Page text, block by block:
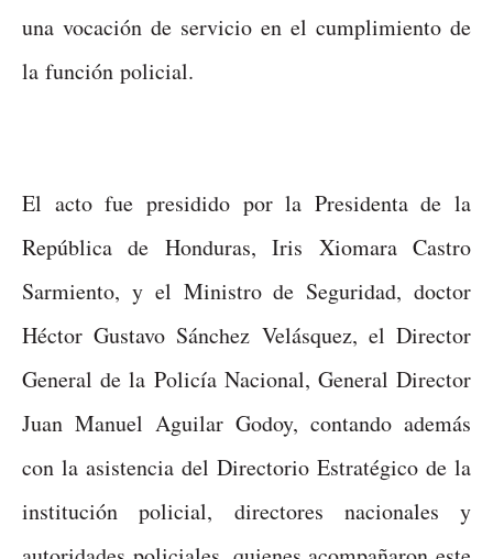
una vocación de servicio en el cumplimiento de
la función policial.
El acto fue presidido por la Presidenta de la
República de Honduras, Iris Xiomara Castro
Sarmiento, y el Ministro de Seguridad, doctor
Héctor Gustavo Sánchez Velásquez, el Director
General de la Policía Nacional, General Director
Juan Manuel Aguilar Godoy, contando además
con la asistencia del Directorio Estratégico de la
institución policial, directores nacionales y